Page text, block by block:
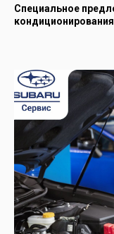
Специальное
кондиционирования
Пользуясь нашим сайтом,
вы соглашаетесь с тем, что
cookies🍪
Хорошо